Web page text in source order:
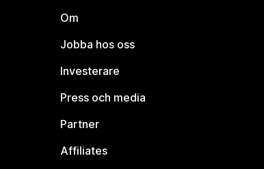
Om
Jobba hos oss
Investerare
Press och media
Partner
Affiliates